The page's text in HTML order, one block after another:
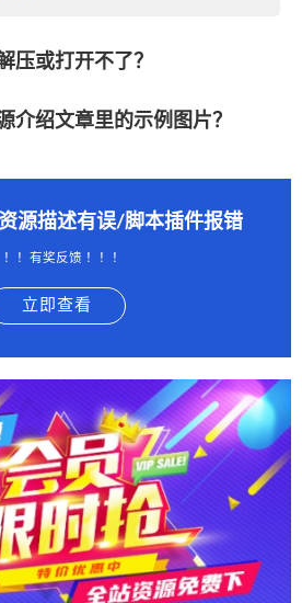
压或打开不了？
介绍文章里的示例图片？
源描述有误/脚本插件报错
！！有奖反馈 ！！！
立即查看